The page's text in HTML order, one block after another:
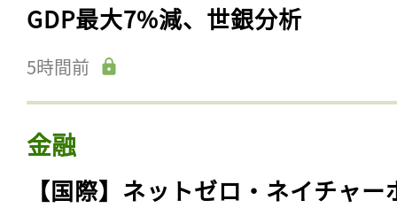
GDP最大7%減、世銀分析
5時間前
金融
【国際】ネットゼロ・ネイチャー